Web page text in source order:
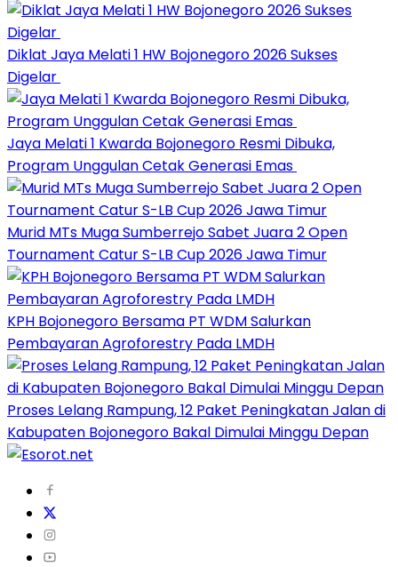
Diklat Jaya Melati 1 HW Bojonegoro 2026 Sukses
Digelar
Jaya Melati 1 Kwarda Bojonegoro Resmi Dibuka,
Program Unggulan Cetak Generasi Emas
Murid MTs Muga Sumberrejo Sabet Juara 2 Open
Tournament Catur S-LB Cup 2026 Jawa Timur
KPH Bojonegoro Bersama PT WDM Salurkan
Pembayaran Agroforestry Pada LMDH
Proses Lelang Rampung, 12 Paket Peningkatan Jalan di
Kabupaten Bojonegoro Bakal Dimulai Minggu Depan